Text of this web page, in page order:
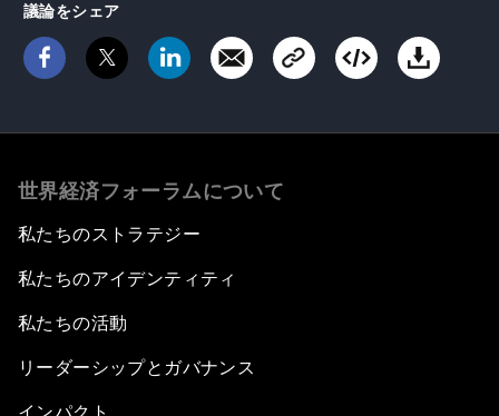
議論をシェア
世界経済フォーラムについて
私たちのストラテジー
私たちのアイデンティティ
私たちの活動
リーダーシップとガバナンス